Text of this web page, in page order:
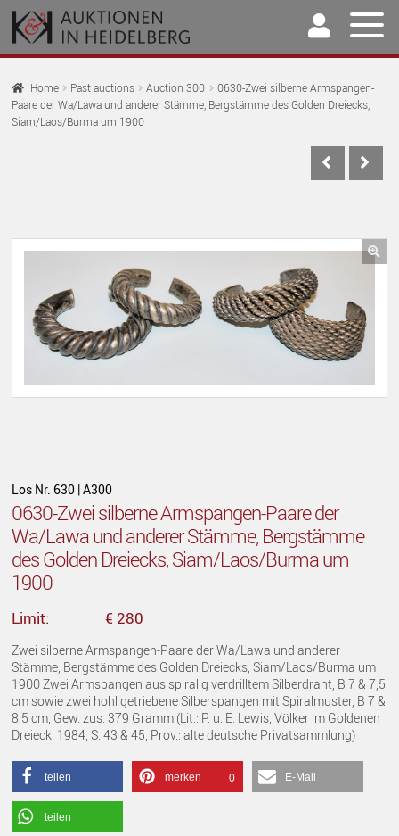
Skip
to
navigation
Skip
to
content
Home
Auctions
Our Team
Contact
Home Past auctions Auction 300
0630-Zwei silberne Armspangen-
Paare der Wa/Lawa und anderer Stämme, Bergstämme des Golden Dreiecks,
Siam/Laos/Burma um 1900
Los Nr. 630 | A300
0630-Zwei silberne Armspangen-Paare der
Wa/Lawa und anderer Stämme, Bergstämme
des Golden Dreiecks, Siam/Laos/Burma um
1900
Limit: € 280
Zwei silberne Armspangen-Paare der Wa/Lawa und anderer
Stämme, Bergstämme des Golden Dreiecks, Siam/Laos/Burma um
1900 Zwei Armspangen aus spiralig verdrilltem Silberdraht, B 7 & 7,5
cm sowie zwei hohl getriebene Silberspangen mit Spiralmuster, B 7 &
8,5 cm, Gew. zus. 379 Gramm (Lit.: P. u. E. Lewis, Völker im Goldenen
Dreieck, 1984, S. 43 & 45, Prov.: alte deutsche Privatsammlung)
teilen merken 0 E-Mail
teilen